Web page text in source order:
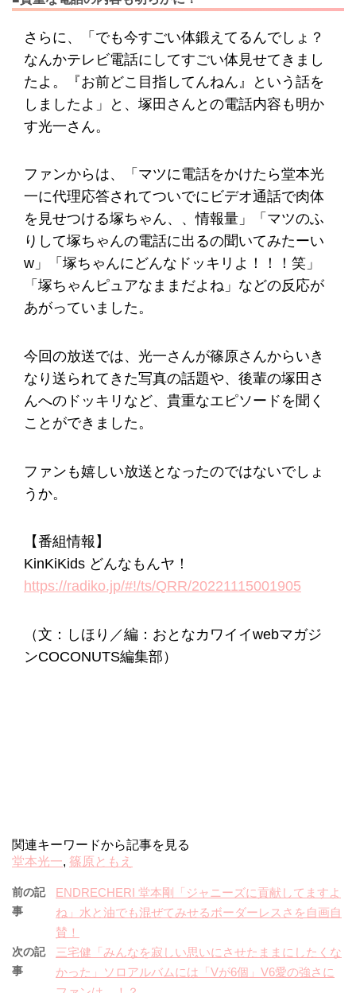
さらに、「でも今すごい体鍛えてるんでしょ？
なんかテレビ電話にしてすごい体見せてきまし
たよ。『お前どこ目指してんねん』という話を
しましたよ」と、塚田さんとの電話内容も明か
す光一さん。
ファンからは、「マツに電話をかけたら堂本光
一に代理応答されてついでにビデオ通話で肉体
を見せつける塚ちゃん、、情報量」「マツのふ
りして塚ちゃんの電話に出るの聞いてみたーい
w」「塚ちゃんにどんなドッキリよ！！！笑」
「塚ちゃんピュアなままだよね」などの反応が
あがっていました。
今回の放送では、光一さんが篠原さんからいき
なり送られてきた写真の話題や、後輩の塚田さ
んへのドッキリなど、貴重なエピソードを聞く
ことができました。
ファンも嬉しい放送となったのではないでしょ
うか。
【番組情報】
KinKiKids どんなもんヤ！
https://radiko.jp/#!/ts/QRR/20221115001905
（文：しほり／編：おとなカワイイwebマガジ
ンCOCONUTS編集部）
関連キーワードから記事を見る
堂本光一, 篠原ともえ
前の記
事
ENDRECHERI 堂本剛「ジャニーズに貢献してますよ
ね」水と油でも混ぜてみせるボーダーレスさを自画自
賛！
次の記
事
三宅健「みんなを寂しい思いにさせたままにしたくな
かった」ソロアルバムには「Vが6個」V6愛の強さに